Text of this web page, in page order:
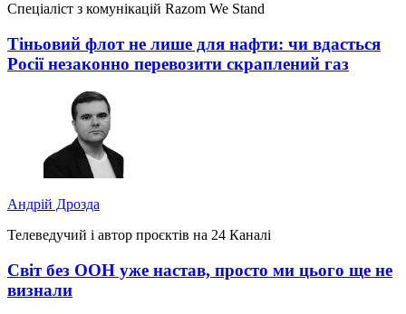
Спеціаліст з комунікацій Razom We Stand
Тіньовий флот не лише для нафти: чи вдасться
Росії незаконно перевозити скраплений газ
Андрій Дрозда
Телеведучий і автор проєктів на 24 Каналі
Світ без ООН уже настав, просто ми цього ще не
визнали